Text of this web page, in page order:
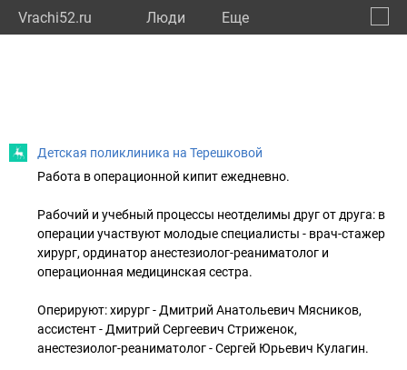
Vrachi52.ru Люди Eще
Детская поликлиника на Терешковой
Работа в операционной кипит ежедневно.
Рабочий и учебный процессы неотделимы друг от друга: в
операции участвуют молодые специалисты - врач-стажер
хирург, ординатор анестезиолог-реаниматолог и
операционная медицинская сестра.
Оперируют: хирург - Дмитрий Анатольевич Мясников,
ассистент - Дмитрий Сергеевич Стриженок,
анестезиолог-реаниматолог - Сергей Юрьевич Кулагин.